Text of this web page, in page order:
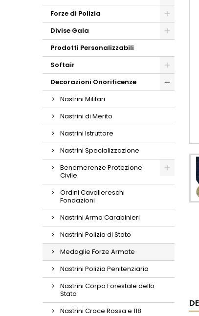
Forze di Polizia
Divise Gala
Prodotti Personalizzabili
Softair
Decorazioni Onorificenze
Nastrini Militari
Nastrini di Merito
Nastrini Istruttore
Nastrini Specializzazione
Benemerenze Protezione
Civile
Ordini Cavallereschi
Fondazioni
Nastrini Arma Carabinieri
Nastrini Polizia di Stato
Medaglie Forze Armate
Nastrini Polizia Penitenziaria
Nastrini Corpo Forestale dello
Stato
Nastrini Croce Rossa e 118